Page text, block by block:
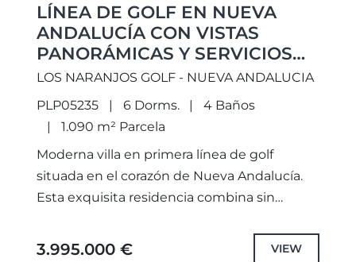
LÍNEA DE GOLF EN NUEVA
ANDALUCÍA CON VISTAS
PANORÁMICAS Y SERVICIOS
DE LUJO
LOS NARANJOS GOLF - NUEVA ANDALUCIA
PLP05235
6 Dorms.
4 Baños
1.090 m² Parcela
Moderna villa en primera línea de golf
situada en el corazón de Nueva Andalucía.
Esta exquisita residencia combina sin
confort sin igual, ofreciendo una...
3.995.000 € VIEW